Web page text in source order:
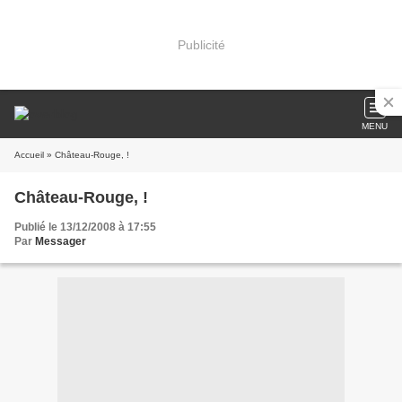
Publicité
MENU
Accueil » Château-Rouge, !
Château-Rouge, !
Publié le 13/12/2008 à 17:55
Par Messager